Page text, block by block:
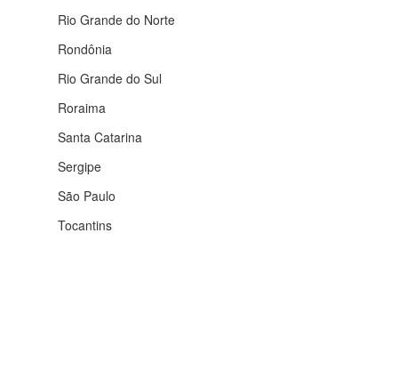
Rio Grande do Norte
Rondônia
Rio Grande do Sul
Roraima
Santa Catarina
Sergipe
São Paulo
Tocantins